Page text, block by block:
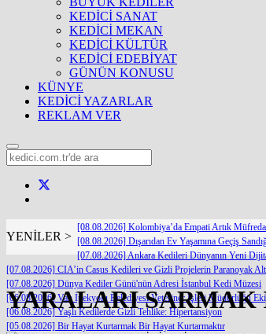
KEDİCİ SANAT
KEDİCİ MEKAN
KEDİCİ KÜLTÜR
KEDİCİ EDEBİYAT
GÜNÜN KONUSU
KÜNYE
KEDİCİ YAZARLAR
REKLAM VER
YENİLER >
[08.08.2026] Kolombiya’da Empati Artık
[08.08.2026] Dışarıdan Ev Yaşamına Geçiş
[07.08.2026] Ankara Kedileri Dünyanın Yeni
[07.08.2026] CIA’in Casus Kedileri ve Gizli Projelerin Paranoyak
[07.08.2026] Dünya Kediler Günü'nün Adresi İstanbul Kedi Müzesi
[06.08.2026] Van İpekyolu Belediyesi Veteriner İşleri Müdürlüğü
[06.08.2026] Yaşlı Kedilerde Gizli Tehlike: Hipertansiyon
[05.08.2026] Bir Hayat Kurtarmak Bir Hayat Kurtarmaktır
YARALARI SARMAK